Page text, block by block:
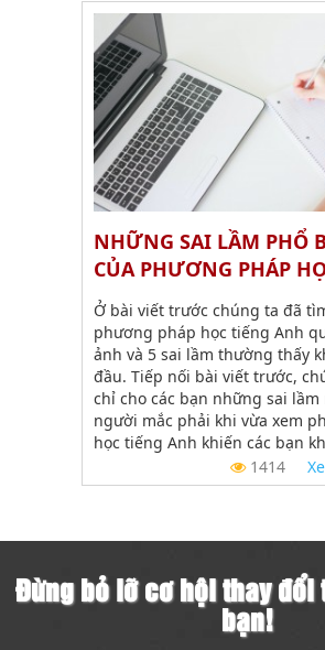
NHỮNG SAI LẦM PHỔ
CỦA PHƯƠNG PHÁP
TIẾNG ANH QUA PHIM
(P2)
Ở bài viết trước chúng ta đã
phương pháp học tiếng Anh
ảnh và 5 sai lầm thường thấy
đầu. Tiếp nối bài viết trước,
chỉ cho các bạn những sai
người mắc phải khi vừa xem
học tiếng Anh khiến các bạn
1414
Đừng bỏ lỡ cơ hội thay đổi
bạn!